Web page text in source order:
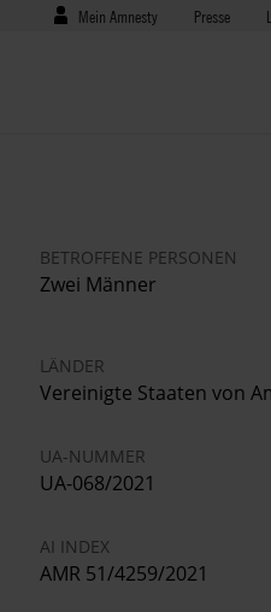
Benutzermenü
Mein Amnesty Presse
Presse
BETROFFENE PERSONEN
Zwei Männer
LÄNDER
Vereinigte Staaten von
UA-NUMMER
UA-068/2021
AI INDEX
AMR 51/4259/2021